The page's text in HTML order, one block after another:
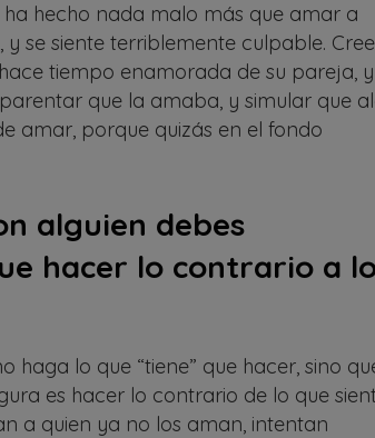
hecho nada malo más que amar a
se siente terriblemente culpable. Cree
tiempo enamorada de su pareja, y
que la amaba, y simular que
amar, porque quizás en el fondo
alguien debes
hacer lo contrario a
haga lo que “tiene” que hacer, sino
es hacer lo contrario de lo que
a quien ya no los aman, intentan